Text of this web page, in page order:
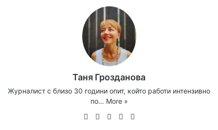
Таня Грозданова
Журналист с близо 30 години опит, който работи интензивно
по… More »
WebsiteFacebook
X YouTube